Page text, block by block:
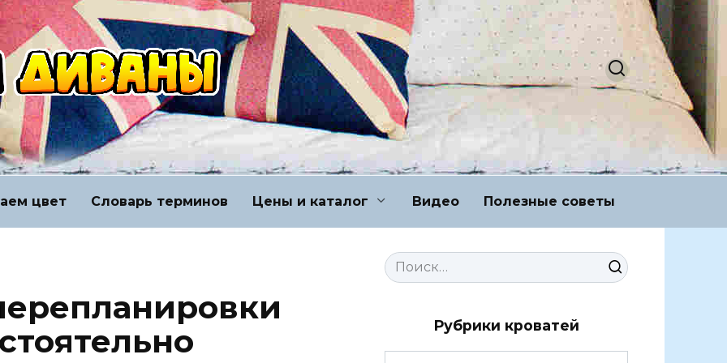
цвет Словарь терминов Цены и каталог Видео Полезные советы
Search
for:
Рубрики кроватей